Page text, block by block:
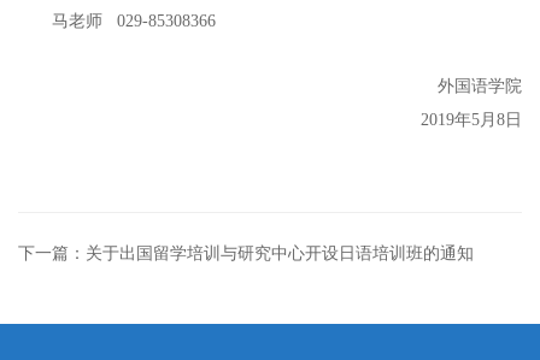
马老师 029-85308366
外国语学院
2019年5月8日
下一篇：关于出国留学培训与研究中心开设日语培训班的通知